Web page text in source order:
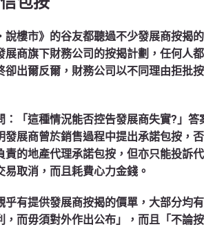
樓市》的谷友都聽過不少發展商按揭
展商旗下財務公司的按揭計劃，任何人
卻出爾反爾，財務公司以不同理由拒批
：「這種情況能否控告發展商失實?」
發展商曾於銷售過程中提出承諾包按，
責的地產代理承諾包按，但亦只能投訴
易取消，而且耗費心力金錢。
乎有提供發展商按揭的價單，大部分均
，而毋須對外作出公布」，而且「不論